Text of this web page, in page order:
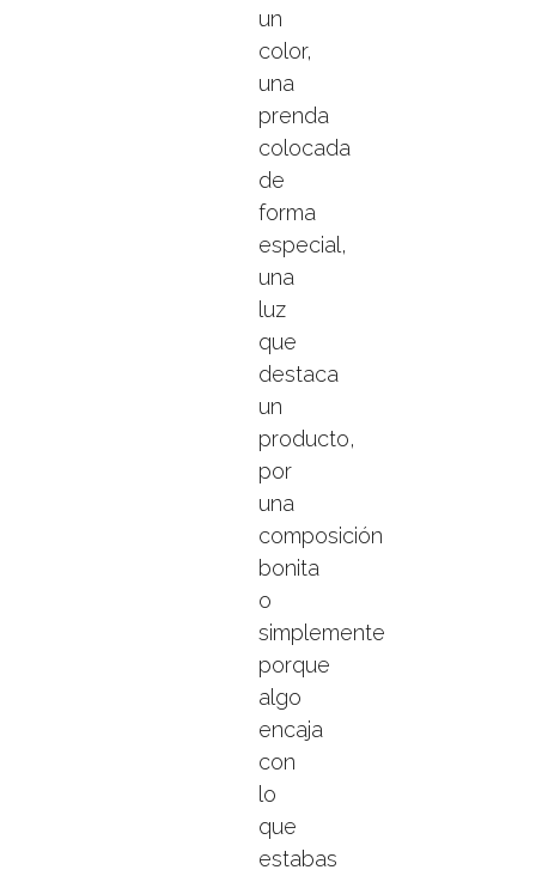
un
color,
una
prenda
colocada
de
forma
especial,
una
luz
que
destaca
un
producto,
por
una
composición
bonita
o
simplemente
porque
algo
encaja
con
lo
que
estabas